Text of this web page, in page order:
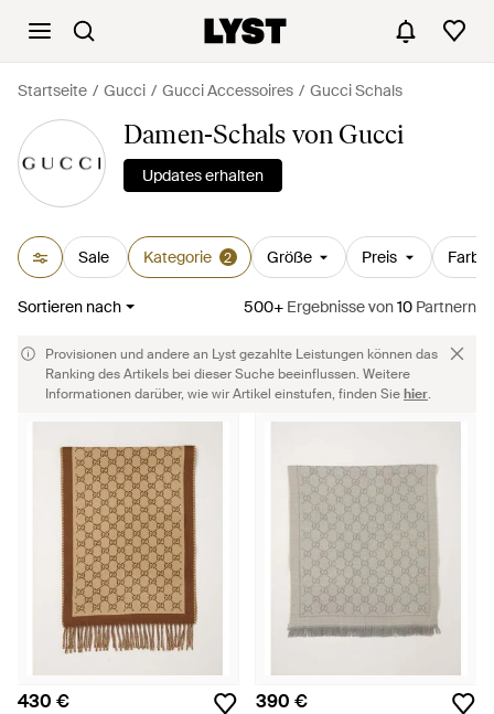
Startseite Gucci Gucci Accessoires Gucci Schals
Damen-Schals von Gucci
Updates erhalten
Sale Kategorie 2 Größe Preis Farbe
Sortieren nach 500+ Ergebnissevon10 Partnern
Provisionen und andere an Lyst gezahlte Leistungen können das
Ranking des Artikels bei dieser Suche beeinflussen. Weitere
Informationen darüber, wie wir Artikel einstufen, finden Siehier.
430 € 390 €